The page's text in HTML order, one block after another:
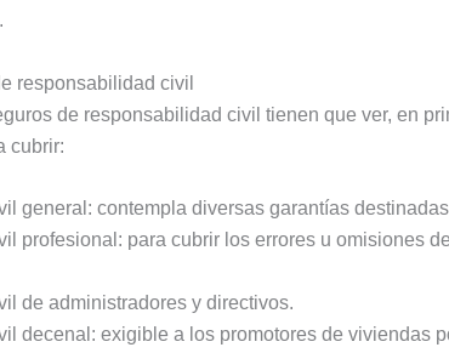
responsabilidad civil
de responsabilidad civil tienen que ver, en
cubrir:
general: contempla diversas garantías
profesional: para cubrir los errores u omisiones
de administradores y directivos.
decenal: exigible a los promotores de viviendas